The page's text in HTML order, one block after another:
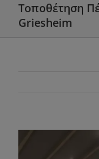
Τοποθέτηση
Griesheim